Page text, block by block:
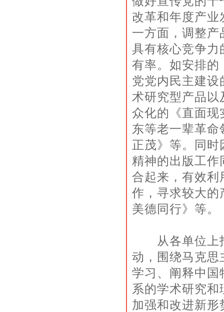
改革和年度产
一方面，调整
具有核心竞争力
有率。如安排的
党党内民主建
术研究型产品
众化的《直面现
东等老一辈革
正茂》等。同
精神的出版工作
合起来，有效利
作，寻求较大的
美德同行》等。
从各单位上报
动，围绕马克思
学习、阐释中国
系的学术研究
加强和改进新